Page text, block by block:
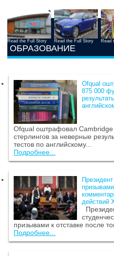
Read the Full Story Read the Full Story Read
ОБРАЗОВАНИЕ
Ofqual
875 000
Ofqual оштрафовал
стерлингов за неверные
тестов по английскому...
Подробнее...
призывами к отставке после
Подробнее...